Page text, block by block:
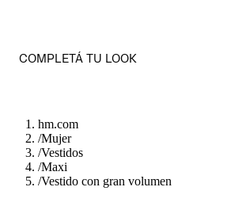
COMPLETÁ TU LOOK
hm.com
/Mujer
/Vestidos
/Maxi
/Vestido con gran volumen